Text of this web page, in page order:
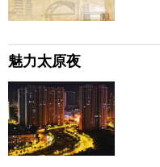
魅力太原夜